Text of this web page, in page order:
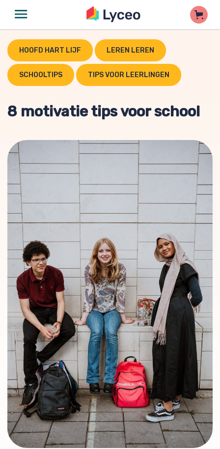
HOOFD HART LIJF LEREN LEREN
SCHOOLTIPS TIPS VOOR LEERLINGEN
8 motivatie tips voor school